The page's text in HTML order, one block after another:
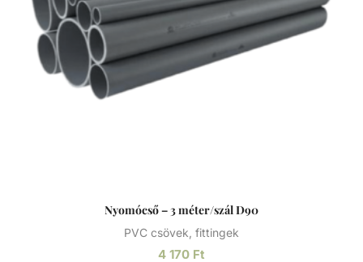
Nyomócső – 3 méter/szál D90
PVC csövek, fittingek
4 170 Ft